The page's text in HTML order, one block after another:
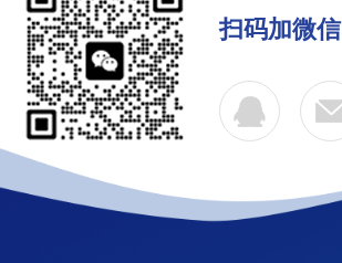
扫码加微信